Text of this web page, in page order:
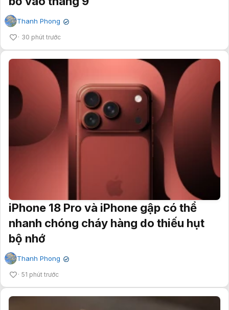
Thanh Phong ✔
30 phút trước
iPhone 18 Pro và iPhone gập có thể
nhanh chóng cháy hàng do thiếu hụt
bộ nhớ
Thanh Phong ✔
51 phút trước